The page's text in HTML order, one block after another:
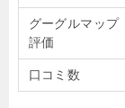
グーグルマップ
評価
口コミ数